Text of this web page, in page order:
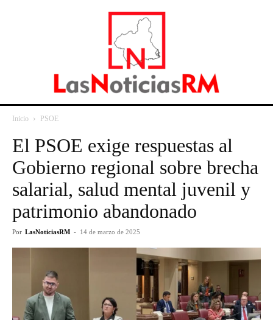
Inicio PSOE
El PSOE exige respuestas al
Gobierno regional sobre brecha
salarial, salud mental juvenil y
patrimonio abandonado
Por LasNoticiasRM - 14 de marzo de 2025